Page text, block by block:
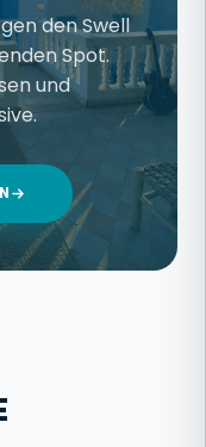
den Swell
Spot.
und